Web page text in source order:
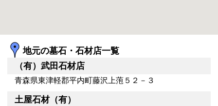
地元の墓石・石材店一覧
（有）武田石材店
青森県東津軽郡平内町藤沢上萢５２－３
土屋石材（有）